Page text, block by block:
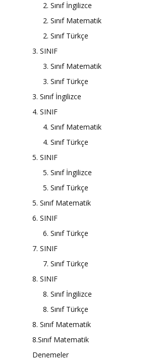
2. Sınıf İngilizce
2. Sınıf Matematik
2. Sınıf Türkçe
3. SINIF
3. Sınıf Matematik
3. Sınıf Türkçe
3. Sınıf İngilizce
4. SINIF
4. Sınıf Matematik
4. Sınıf Türkçe
5. SINIF
5. Sınıf İngilizce
5. Sınıf Türkçe
5. Sınıf Matematik
6. SINIF
6. Sınıf Türkçe
7. SINIF
7. Sınıf Türkçe
8. SINIF
8. Sınıf İngilizce
8. Sınıf Türkçe
8. Sınıf Matematik
8.Sınıf Matematik
Denemeler